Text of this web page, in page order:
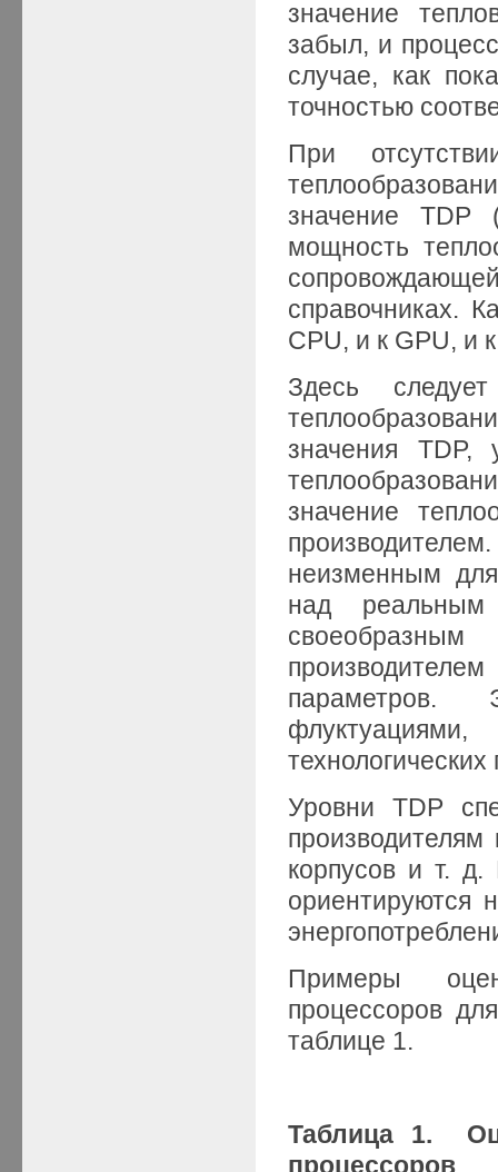
значение
забыл, и
случае, как
точностью
При
значение TDP
мощность
справочниках.
CPU, и к GPU,
Здесь
значения TDP,
значение
неизменным
над реальным
параметров.
Уровни TDP
производителям
корпусов и т. д.
ориентируются
Примеры
процессоров
таблице 1.
Таблица 1.
процессоров